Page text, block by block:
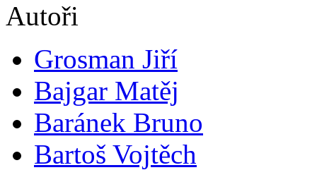
Autoři
Grosman Jiří
Bajgar Matěj
Baránek Bruno
Bartoš Vojtěch